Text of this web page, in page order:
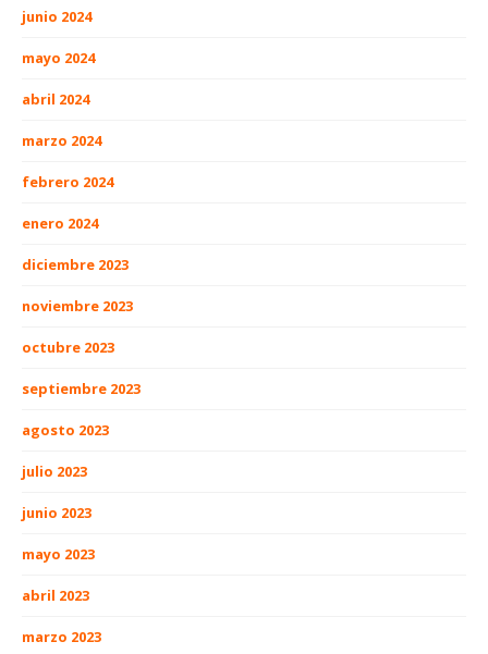
junio 2024
mayo 2024
abril 2024
marzo 2024
febrero 2024
enero 2024
diciembre 2023
noviembre 2023
octubre 2023
septiembre 2023
agosto 2023
julio 2023
junio 2023
mayo 2023
abril 2023
marzo 2023